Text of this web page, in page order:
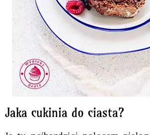
Jaka cukinia do ciasta?